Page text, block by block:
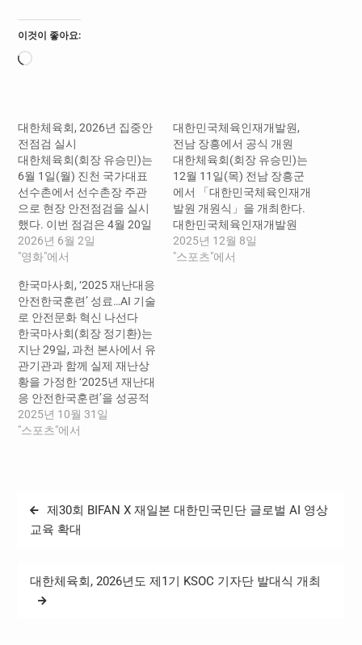
이것이 좋아요:
로
대한체육회, 2026년 집중안
전점검 실시
대한체육회(회장 유승민)는
6월 1일(월) 진천 국가대표
선수촌에서 선수촌장 주관
으로 현장 안전점검을 실시
했다. 이번 점검은 4월 20일
부터 6월 19일까지 추진 중
인 ‘2026년 집중안전점검’의
이 안전한 환경에서 훈련에
전념할 수 있도록 선수촌 내
안전관리 실태를 점검하기
위해 마련됐다. 이날 김택수
선수촌장은 국가대표선수촌
내 럭비훈련장, 웰컴센터 등
을 방문하여 시설물 관리 상
태와 안전관리…
2026년 6월 2일
"영화"에서
대한민국체육인재개발원,
전남 장흥에서 공식 개원
대한체육회(회장 유승민)는
12월 11일(목) 전남 장흥군
에서 「대한민국체육인재개
발원 개원식」을 개최한다.
대한민국체육인재개발원
(이하 개발원)은 선수·지도
자·체육행정가·생활체육 관
2025년 12월 8일
"스포츠"에서
한국마사회, ‘2025 재난대응
안전한국훈련’ 성료…AI 기술
로 안전문화 혁신 나선다
한국마사회(회장 정기환)는
지난 29일, 과천 본사에서 유
관기관과 함께 실제 재난상
황을 가정한 ‘2025년 재난대
응 안전한국훈련’을 성공적
으로 실시했다고 밝혔다. 이
번 훈련은 지난 20일부터 31
▲도핑검사소 사고 대응훈
련 등으로 구성되어 실제 상
량을 점검했다. 또한…
2025년 10월 31일
"스포츠"에서
글
탐
제30회 BIFAN X 재일본 대한민국민단 글로벌 AI 영상
교육 확대
대한체육회, 2026년도 제1기 KSOC 기자단 발대식 개최